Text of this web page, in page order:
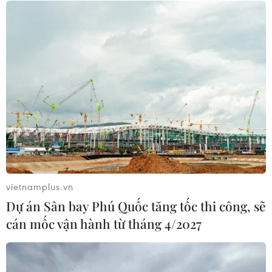
CƠ QUAN CHỦ QUẢN: THÔNG TẤN XÃ VIỆT NAM
Tổng Biên tập: TRẦN TIẾN DUẨN
Phó Tổng Biên tập: NGUYỄN THỊ TÁM, KHÚC THANH
THỦY
Sở hữu trí tuệ
vietnamplus.vn
Dự án Sân bay Phú Quốc tăng tốc thi công, sẽ
cán mốc vận hành từ tháng 4/2027